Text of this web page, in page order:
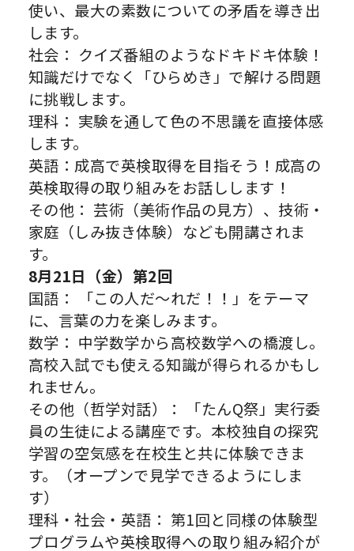
使い、最大の素数についての矛盾を導き出
します。
社会： クイズ番組のようなドキドキ体験！
知識だけでなく「ひらめき」で解ける問題
に挑戦します。
理科： 実験を通して色の不思議を直接体感
します。
英語：成高で英検取得を目指そう！成高の
英検取得の取り組みをお話しします！
その他： 芸術（美術作品の見方）、技術・
家庭（しみ抜き体験）なども開講されま
す。
8月21日（金）第2回
国語： 「この人だ〜れだ！！」をテーマ
に、言葉の力を楽しみます。
数学： 中学数学から高校数学への橋渡し。
高校入試でも使える知識が得られるかもし
れません。
その他（哲学対話）： 「たんQ祭」実行委
員の生徒による講座です。本校独自の探究
学習の空気感を在校生と共に体験できま
す。（オープンで見学できるようにしま
す）
理科・社会・英語： 第1回と同様の体験型
プログラムや英検取得への取り組み紹介が